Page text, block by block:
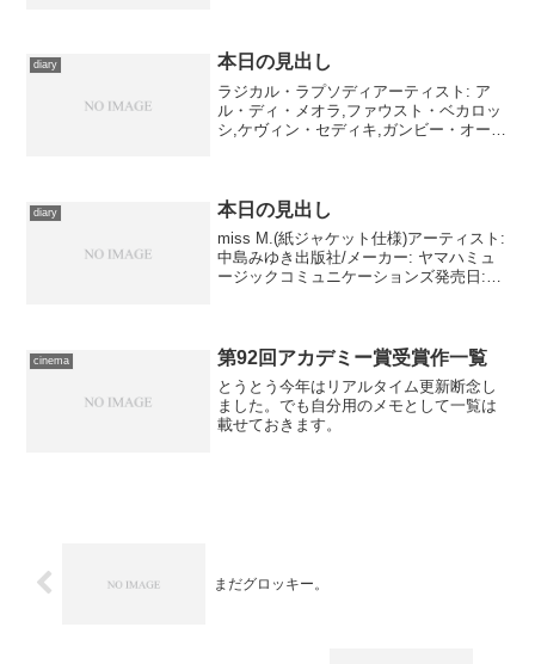
宿題のなかでも特に古いも...
diary 本日の見出し
ラジカル・ラプソディアーティスト: ア
ル・ディ・メオラ,ファウスト・ベカロッ
シ,ケヴィン・セディキ,ガンビー・オーテ
バルカ...
diary 本日の見出し
miss M.(紙ジャケット仕様)アーティスト:
中島みゆき出版社/メーカー: ヤマハミュ
ージックコミュニケーションズ発売日:
cinema 第92回アカデミー賞受賞作一覧
とうとう今年はリアルタイム更新断念し
ました。でも自分用のメモとして一覧は
載せておきます。
まだグロッキー。